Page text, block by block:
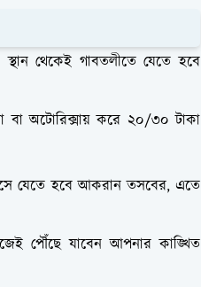
থেকেই গাবতলীতে যেতে হবে
বা অটোরিক্সায় করে ২০/৩০ টাকা
যেতে হবে আকরান তসবের, এতে
পৌঁছে যাবেন আপনার কাঙ্খিত